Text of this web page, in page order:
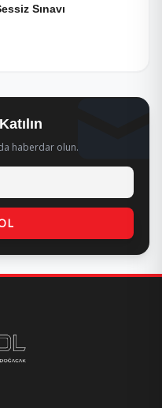
Sınavı
haberdar olun.